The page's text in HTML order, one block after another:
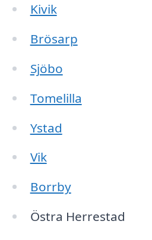
Kivik
Brösarp
Sjöbo
Tomelilla
Ystad
Vik
Borrby
Östra Herrestad